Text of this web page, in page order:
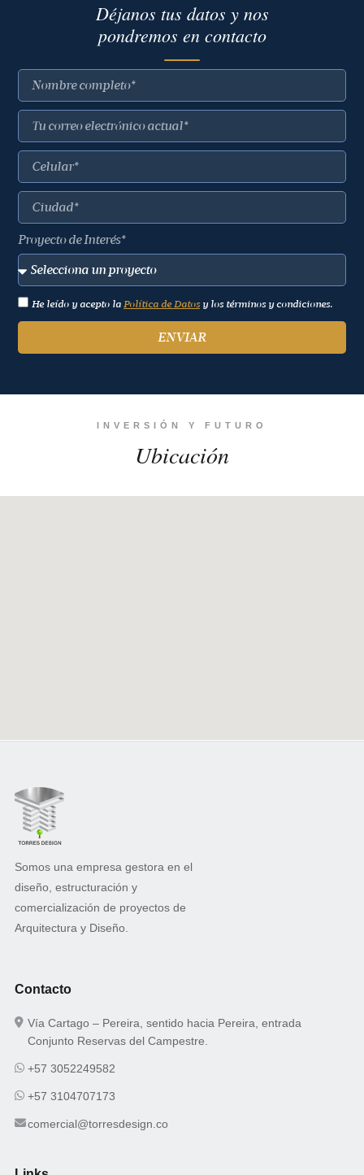
Déjanos tus datos y nos
pondremos en contacto
Proyecto de Interés*
He leído y acepto la Política de Datos y los términos y condiciones.
ENVIAR
INVERSIÓN Y FUTURO
Ubicación
Somos una empresa gestora en el
diseño, estructuración y
comercialización de proyectos de
Arquitectura y Diseño.
Contacto
Vía Cartago – Pereira, sentido hacia Pereira, entrada
Conjunto Reservas del Campestre.
+57 3052249582
+57 3104707173
comercial@torresdesign.co